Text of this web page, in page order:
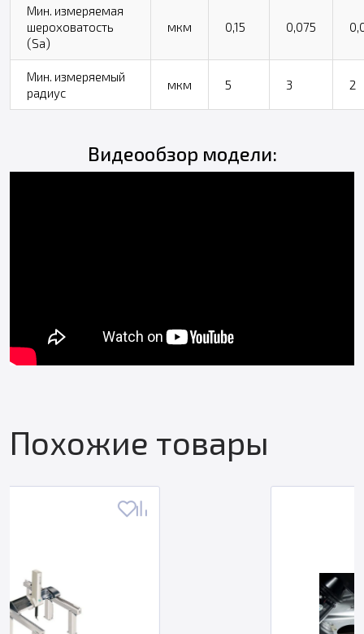
Мин. измеряемая
шероховатость
(Sa)
мкм 0,15 0,075
Мин. измеряемый
радиус
мкм 5 3 2
Видеообзор модели:
Похожие товары